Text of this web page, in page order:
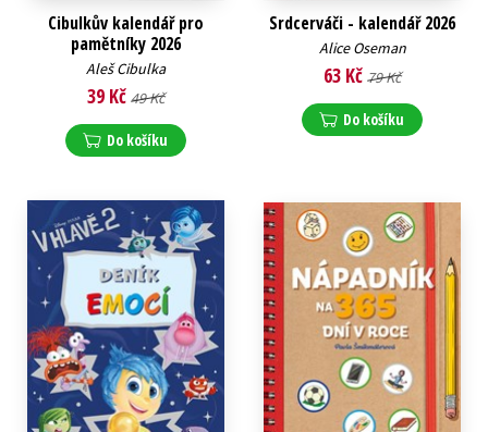
Cibulkův kalendář pro
pamětníky 2026
Aleš Cibulka
39 Kč 49 Kč
Do košíku
Srdcerváči - kalendář 2026
Alice Oseman
63 Kč 79 Kč
Do košíku